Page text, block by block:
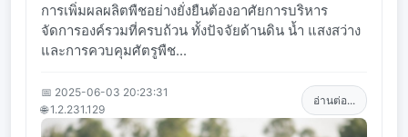
การเพิ่มผลผลิตพืชอย่างยั่งยืนต้องอาศัยการบริหาร
จัดการองค์รวมที่ครบถ้วน ทั้งปัจจัยด้านดิน น้ำ แสงสว่าง
และการควบคุมศัตรูพืช...
📅 2025-06-03 20:23:31
🌐 1.2.231.129
อ่านต่อ...